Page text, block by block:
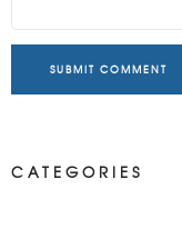
SUBMIT COMMENT
CATEGORIES